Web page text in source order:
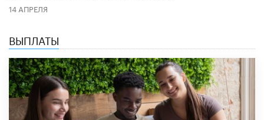
14 АПРЕЛЯ
ВЫПЛАТЫ